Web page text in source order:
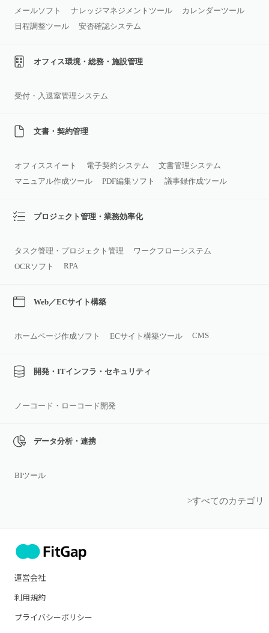
メールソフト
ナレッジマネジメントツール
カレンダーツール
日程調整ツール
安否確認システム
オフィス環境・総務・施設管理
受付・入退室管理システム
文書・契約管理
オフィススイート 電子契約システム
文書管理システム
マニュアル作成ツール
PDF編集ソフト 議事録作成ツール
プロジェクト管理・業務効率化
タスク管理・プロジェクト管理
ワークフローシステム
OCRソフト
RPA
Web／ECサイト構築
ホームページ作成ソフト ECサイト構築ツール CMS
開発・ITインフラ・セキュリティ
ノーコード・ローコード開発
データ分析・連携
BIツール
>すべてのカテゴリ
運営会社
利用規約
プライバシーポリシー